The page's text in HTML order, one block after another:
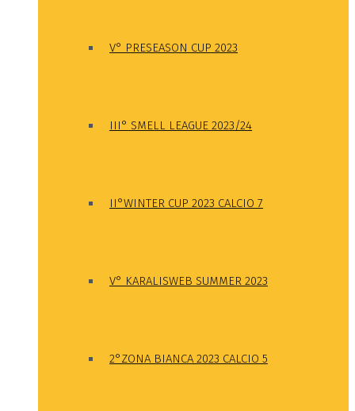
V° PRESEASON CUP 2023
III° SMELL LEAGUE 2023/24
II°WINTER CUP 2023 CALCIO 7
V° KARALISWEB SUMMER 2023
2°ZONA BIANCA 2023 CALCIO 5